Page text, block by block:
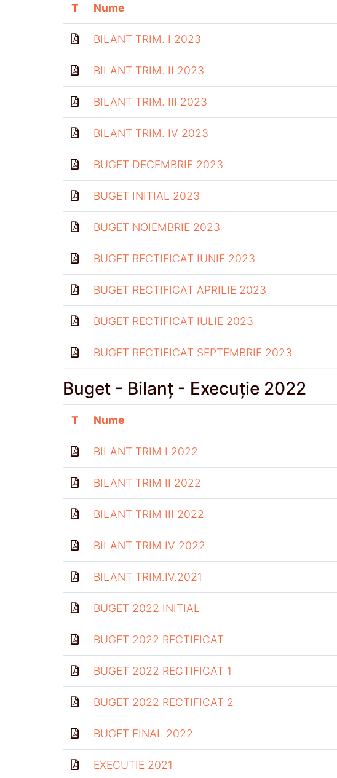
T Nume
BILANT TRIM. I 2023
BILANT TRIM. II 2023
BILANT TRIM. III 2023
BILANT TRIM. IV 2023
BUGET DECEMBRIE 2023
BUGET INITIAL 2023
BUGET NOIEMBRIE 2023
BUGET RECTIFICAT IUNIE 2023
BUGET RECTIFICAT APRILIE 2023
BUGET RECTIFICAT IULIE 2023
BUGET RECTIFICAT SEPTEMBRIE 2023
Buget - Bilanț - Execuție 2022
T Nume
BILANT TRIM I 2022
BILANT TRIM II 2022
BILANT TRIM III 2022
BILANT TRIM IV 2022
BILANT TRIM.IV.2021
BUGET 2022 INITIAL
BUGET 2022 RECTIFICAT
BUGET 2022 RECTIFICAT 1
BUGET 2022 RECTIFICAT 2
BUGET FINAL 2022
EXECUTIE 2021